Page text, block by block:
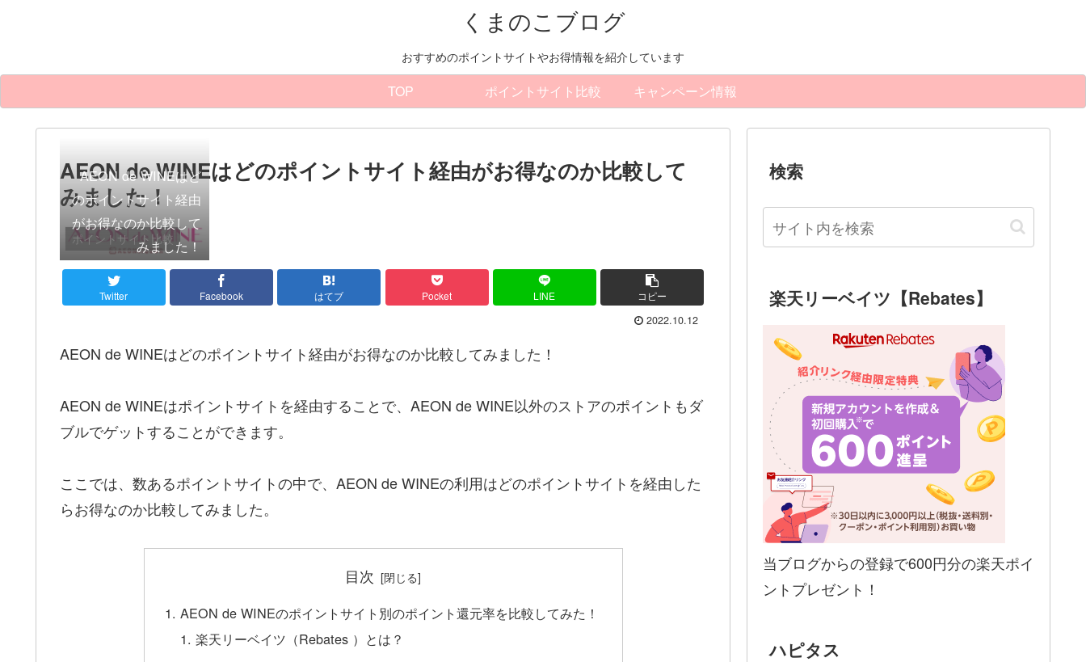
くまのこブログ
おすすめのポイントサイトやお得情報を紹介しています
TOP ポイントサイト比較 キャンペーン情報
AEON de WINEはどのポイントサイト経由がお得なのか比較して
みました！
ポイントサイト比較
AEON de WINEはど
のポイントサイト経由
がお得なのか比較して
みました！
Twitter Facebook はてブ Pocket LINE コピー
2022.10.12
AEON de WINEはどのポイントサイト経由がお得なのか比較してみました！
AEON de WINEはポイントサイトを経由することで、AEON de WINE以外のストアのポイントもダ
ブルでゲットすることができます。
ここでは、数あるポイントサイトの中で、AEON de WINEの利用はどのポイントサイトを経由した
らお得なのか比較してみました。
目次
AEON de WINEのポイントサイト別のポイント還元率を比較してみた！
楽天リーベイツ（Rebates ）とは？
検索
楽天リーベイツ【Rebates】
当ブログからの登録で600円分の楽天ポイ
ントプレゼント！
ハピタス